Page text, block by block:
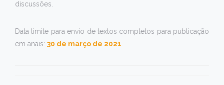
discussões.
Data limite para envio de textos completos para publicação
em anais: 30 de março de 2021.